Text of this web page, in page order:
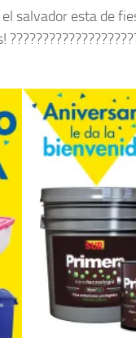
salvador esta de